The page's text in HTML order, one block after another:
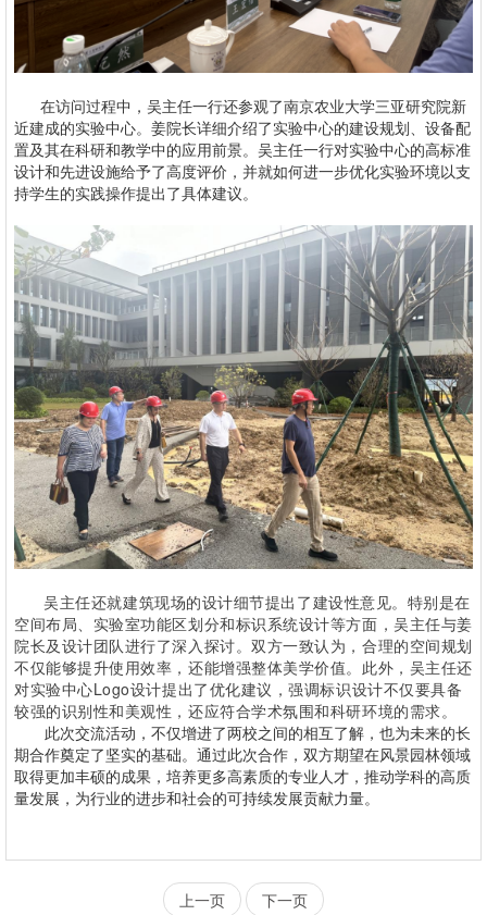
在访问过程中，吴主任一行还参观了南京农业大学三亚研究院新
近建成的实验中心。姜院长详细介绍了实验中心的建设规划、设备配
置及其在科研和教学中的应用前景。吴主任一行对实验中心的高标准
设计和先进设施给予了高度评价，并就如何进一步优化实验环境以支
持学生的实践操作提出了具体建议。
吴主任还就建筑现场的设计细节提出了建设性意见。特别是在
空间布局、实验室功能区划分和标识系统设计等方面，吴主任与姜
院长及设计团队进行了深入探讨。双方一致认为，合理的空间规划
不仅能够提升使用效率，还能增强整体美学价值。此外，吴主任还
对实验中心Logo设计提出了优化建议，强调标识设计不仅要具备
较强的识别性和美观性，还应符合学术氛围和科研环境的需求。
此次交流活动，不仅增进了两校之间的相互了解，也为未来的长
期合作奠定了坚实的基础。通过此次合作，双方期望在风景园林领域
取得更加丰硕的成果，培养更多高素质的专业人才，推动学科的高质
量发展，为行业的进步和社会的可持续发展贡献力量。
上一页 下一页